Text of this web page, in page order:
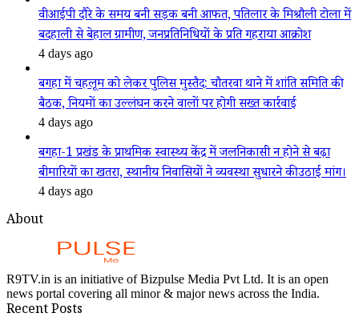
वीआईपी दौरे के समय बनी सड़क बनी आफत, पतिलार के मिश्रौली टोला में
बदहाली से बेहाल ग्रामीण, जनप्रतिनिधियों के प्रति गहराया आक्रोश
4 days ago
बगहा में चहलूम को लेकर पुलिस मुस्तैद: चौतरवा थाने में शांति समिति की
बैठक, नियमों का उल्लंघन करने वालों पर होगी सख्त कार्रवाई
4 days ago
बगहा-1 प्रखंड के प्राथमिक स्वास्थ्य केंद्र में जलनिकासी न होने से बढ़ा
बीमारियों का खतरा, स्थानीय निवासियों ने व्यवस्था सुधारने की उठाई मांग।
4 days ago
About
R9TV.in is an initiative of Bizpulse Media Pvt Ltd. It is an open
news portal covering all minor & major news across the India.
Recent Posts